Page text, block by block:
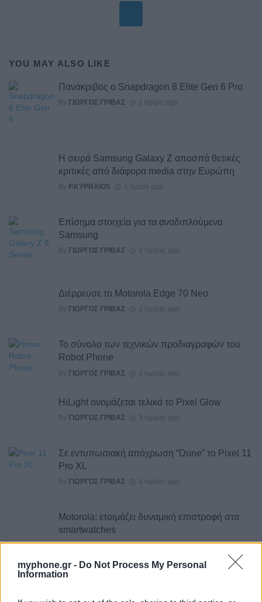
myphone.gr - Do Not Process My Personal
Information
YOU MAY ALSO LIKE
Πανάκριβος ο Snapdragon 8 Elite Gen 6 Pro
By ΓΙΏΡΓΟΣ ΓΡΊΒΑΣ 1 ημέρα ago
Η σειρά Samsung Galaxy Z αποσπά θετικές
κριτικές από διάφορα media στην Ευρώπη
By P.KYPRAIOS 1 ημέρα ago
Επίσημα στοιχεία για τα αναδιπλούμενα
Samsung
By ΓΙΏΡΓΟΣ ΓΡΊΒΑΣ 2 ημέρες ago
Διέρρευσε το Motorola Edge 70 Neo
By ΓΙΏΡΓΟΣ ΓΡΊΒΑΣ 2 ημέρες ago
Το σύνολο των τεχνικών προδιαγραφών του
Robot Phone
By ΓΙΏΡΓΟΣ ΓΡΊΒΑΣ 3 ημέρες ago
HiLight ονομάζεται τελικά το Pixel Glow
By ΓΙΏΡΓΟΣ ΓΡΊΒΑΣ 3 ημέρες ago
Σε εντυπωσιακή απόχρωση “Dune” το Pixel 11
Pro XL
By ΓΙΏΡΓΟΣ ΓΡΊΒΑΣ 4 ημέρες ago
Motorola: ετοιμάζει δυναμική επιστροφή στα
smartwatches
ByΓΙΏΡΓΟΣ ΓΡΊΒΑΣ 5 ημέρες ago